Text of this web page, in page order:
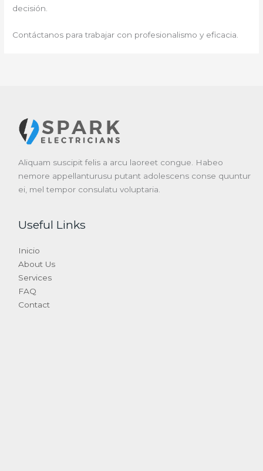
decisión.
Contáctanos para trabajar con profesionalismo y eficacia.
Aliquam suscipit felis a arcu laoreet congue. Habeo
nemore appellanturusu putant adolescens conse quuntur
ei, mel tempor consulatu voluptaria.
Useful Links
Inicio
About Us
Services
FAQ
Contact